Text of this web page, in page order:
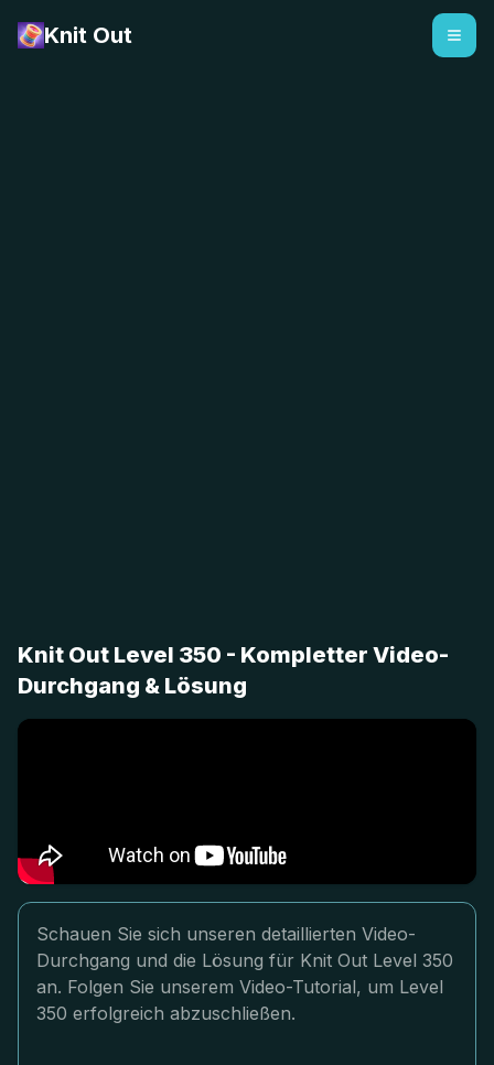
Knit Out
Knit Out Level 350 - Kompletter Video-
Durchgang & Lösung
Schauen Sie sich unseren detaillierten Video-
Durchgang und die Lösung für Knit Out Level 350
an. Folgen Sie unserem Video-Tutorial, um Level
350 erfolgreich abzuschließen.